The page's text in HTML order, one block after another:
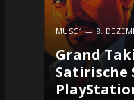
MUSC1 8.
Grand
Satirische